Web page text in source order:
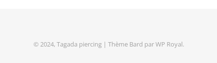
© 2024, Tagada piercing | Thème Bard parWP Royal.